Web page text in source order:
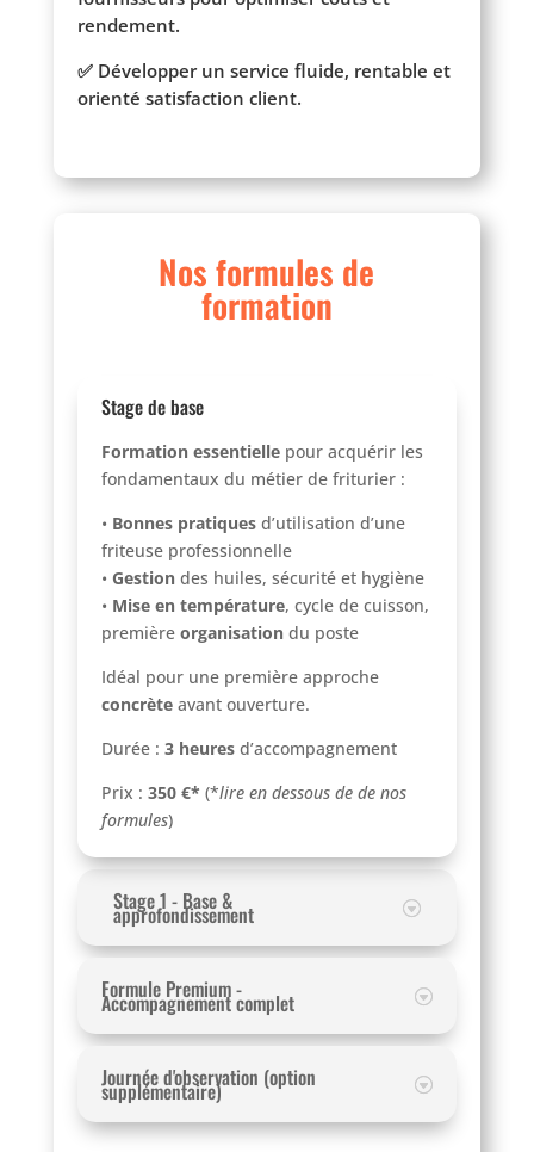
rendement.
✅ Développer un service fluide, rentable et
orienté satisfaction client.
Nos formules de
formation
Stage de base
Formation essentiellepour acquérir les
fondamentaux du métier de friturier :
• Bonnes pratiquesd’utilisation d’une
friteuse professionnelle
• Gestiondes huiles, sécurité et hygiène
• Mise en température, cycle de cuisson,
première organisationdu poste
Idéal pour une première approche
concrèteavant ouverture.
Durée : 3 heuresd’accompagnement
Prix : 350 €* (*lire en dessous de de nos
formules)
Stage 1 - Base &
approfondissement
Formule Premium -
Accompagnement complet
Journée d'observation (option
supplémentaire)